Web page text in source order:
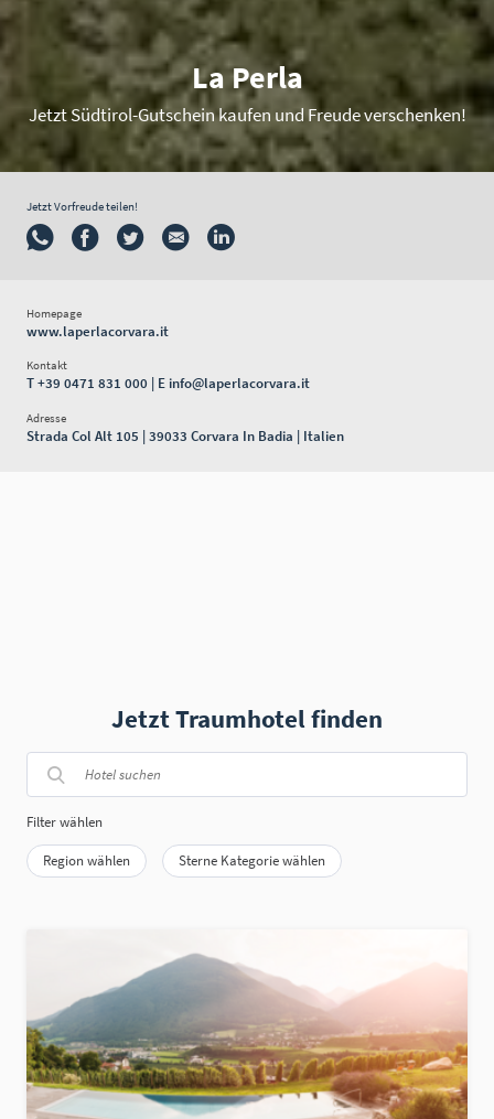
La Perla
Jetzt Südtirol-Gutschein kaufen und Freude verschenken!
Jetzt Vorfreude teilen!
Homepage
www.laperlacorvara.it
Kontakt
T+39 0471 831 000 | E info@laperlacorvara.it
Adresse
Strada Col Alt 105 | 39033 Corvara In Badia | Italien
Jetzt Traumhotel finden
Filter wählen
Region wählen Sterne Kategorie wählen